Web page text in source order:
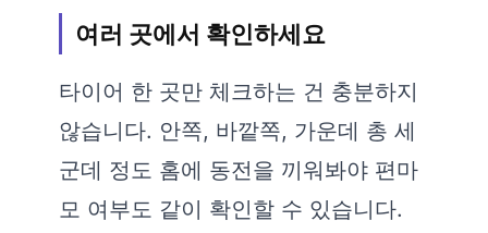
여러 곳에서 확인하세요
타이어 한 곳만 체크하는 건 충분하지
않습니다. 안쪽, 바깥쪽, 가운데 총 세
군데 정도 홈에 동전을 끼워봐야 편마
모 여부도 같이 확인할 수 있습니다.